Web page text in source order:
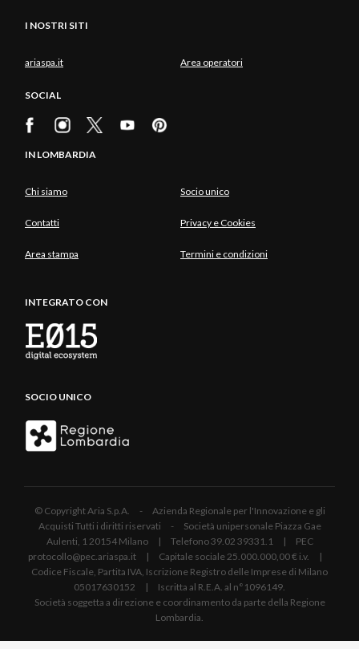
I NOSTRI SITI
ariaspa.it Area operatori
SOCIAL
IN LOMBARDIA
Chi siamo Socio unico
Contatti Privacy e Cookies
Area stampa Termini e condizioni
INTEGRATO CON
SOCIO UNICO
© Copyright Aria S.p.A. - Azienda Regionale per l'Innovazione e gli
Acquisti Tutti i diritti riservati - Società unipersonale Piazza Gae
Aulenti, 1 20154 Milano | Telefono 39.02 39331.1 | PEC
protocollo@pec.ariaspa.it | Capitale sociale 25.000.000,00 € i.v. |
Codice Fiscale, Partita IVA, Iscrizione Registro delle Imprese di Milano
05017630152 | Iscritta al R.E.A. al n°1096149.
Società soggetta a direzione e coordinamento da parte della Regione
Lombardia.